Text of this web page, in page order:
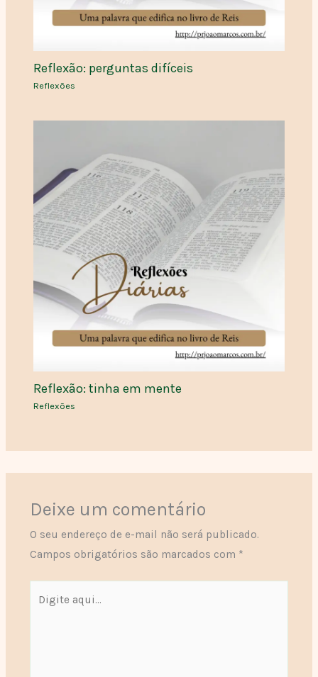
Reflexão: perguntas difíceis
Reflexões
Reflexão: tinha em mente
Reflexões
Deixe um comentário
O seu endereço de e-mail não será publicado.
Campos obrigatórios são marcados com *
aqui...